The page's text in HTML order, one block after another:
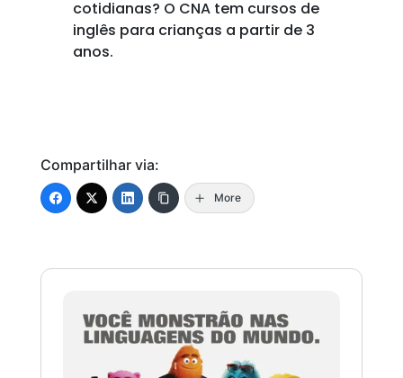
cotidianas? O CNA tem cursos de
inglês para crianças a partir de 3
anos.
Compartilhar via:
More